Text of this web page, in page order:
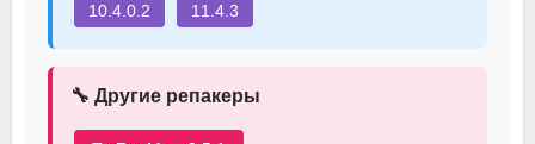
10.4.0.2
11.4.3
🔧 Другие репакеры